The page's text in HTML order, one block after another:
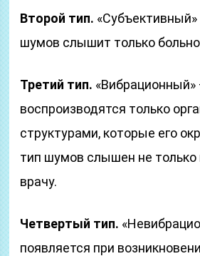
Второй тип.
шумов слышит только
Третий тип. «Вибрационный»
воспроизводятся только
структурами, которые его
тип шумов слышен не только
врачу.
Четвертый тип.
появляется при